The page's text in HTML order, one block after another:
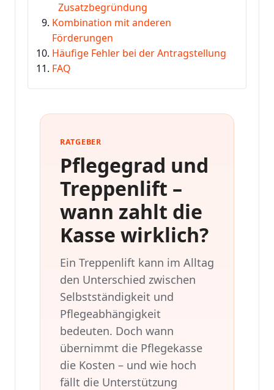
Zusatzbegründung
Kombination mit anderen
Förderungen
Häufige Fehler bei der Antragstellung
FAQ
RATGEBER
Pflegegrad und
Treppenlift –
wann zahlt die
Kasse wirklich?
Ein Treppenlift kann im Alltag
den Unterschied zwischen
Selbstständigkeit und
Pflegeabhängigkeit
bedeuten. Doch wann
übernimmt die Pflegekasse
die Kosten – und wie hoch
fällt die Unterstützung